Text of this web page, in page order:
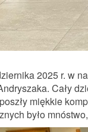
2025 r. w
Cały
miękkie
było